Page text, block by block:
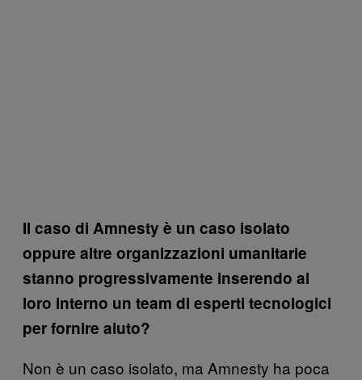
Il caso di Amnesty è un caso isolato
oppure altre organizzazioni umanitarie
stanno progressivamente inserendo al
loro interno un team di esperti tecnologici
per fornire aiuto?
Non è un caso isolato, ma Amnesty ha poca